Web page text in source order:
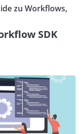
zu Workflows,
SDK